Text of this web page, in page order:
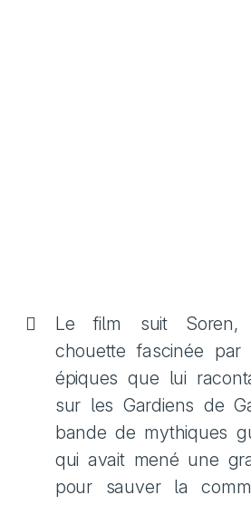
Le film suit Soren,
chouette fascinée par
épiques que lui
sur les Gardiens de
bande de mythiques
qui avait mené une
pour sauver la